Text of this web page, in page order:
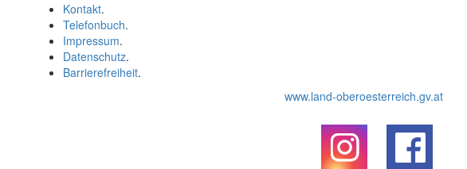
Kontakt.
Telefonbuch.
Impressum.
Datenschutz.
Barrierefreiheit.
www.land-oberoesterreich.gv.at